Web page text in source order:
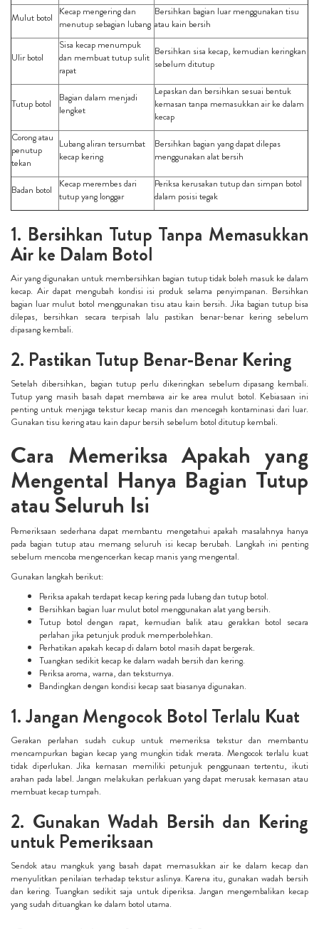
Mulut botol Kecap mengering dan
menutup sebagian lubang
Bersihkan bagian luar menggunakan tisu
atau kain bersih
Ulir botol
Sisa kecap menumpuk
dan membuat tutup sulit
rapat
Bersihkan sisa kecap, kemudian keringkan
sebelum ditutup
Tutup botol
Bagian dalam menjadi
lengket
Lepaskan dan bersihkan sesuai bentuk
kemasan tanpa memasukkan air ke dalam
kecap
Corong atau
penutup
tekan
Lubang aliran tersumbat
kecap kering
Bersihkan bagian yang dapat dilepas
menggunakan alat bersih
Badan botol
Kecap merembes dari
tutup yang longgar
Periksa kerusakan tutup dan simpan botol
dalam posisi tegak
1. Bersihkan Tutup Tanpa Memasukkan
Air ke Dalam Botol
Air yang digunakan untuk membersihkan bagian tutup tidak boleh masuk ke dalam
kecap. Air dapat mengubah kondisi isi produk selama penyimpanan. Bersihkan
bagian luar mulut botol menggunakan tisu atau kain bersih. Jika bagian tutup bisa
dilepas, bersihkan secara terpisah lalu pastikan benar-benar kering sebelum
dipasang kembali.
2. Pastikan Tutup Benar-Benar Kering
Setelah dibersihkan, bagian tutup perlu dikeringkan sebelum dipasang kembali.
Tutup yang masih basah dapat membawa air ke area mulut botol. Kebiasaan ini
penting untuk menjaga tekstur kecap manis dan mencegah kontaminasi dari luar.
Gunakan tisu kering atau kain dapur bersih sebelum botol ditutup kembali.
Cara Memeriksa Apakah yang
Mengental Hanya Bagian Tutup
atau Seluruh Isi
Pemeriksaan sederhana dapat membantu mengetahui apakah masalahnya hanya
pada bagian tutup atau memang seluruh isi kecap berubah. Langkah ini penting
sebelum mencoba mengencerkan kecap manis yang mengental.
Gunakan langkah berikut:
Periksa apakah terdapat kecap kering pada lubang dan tutup botol.
Bersihkan bagian luar mulut botol menggunakan alat yang bersih.
Tutup botol dengan rapat, kemudian balik atau gerakkan botol secara
perlahan jika petunjuk produk memperbolehkan.
Perhatikan apakah kecap di dalam botol masih dapat bergerak.
Tuangkan sedikit kecap ke dalam wadah bersih dan kering.
Periksa aroma, warna, dan teksturnya.
Bandingkan dengan kondisi kecap saat biasanya digunakan.
1. Jangan Mengocok Botol Terlalu Kuat
Gerakan perlahan sudah cukup untuk memeriksa tekstur dan membantu
mencampurkan bagian kecap yang mungkin tidak merata. Mengocok terlalu kuat
tidak diperlukan. Jika kemasan memiliki petunjuk penggunaan tertentu, ikuti
arahan pada label. Jangan melakukan perlakuan yang dapat merusak kemasan atau
membuat kecap tumpah.
2. Gunakan Wadah Bersih dan Kering
untuk Pemeriksaan
Sendok atau mangkuk yang basah dapat memasukkan air ke dalam kecap dan
menyulitkan penilaian terhadap tekstur aslinya. Karena itu, gunakan wadah bersih
dan kering. Tuangkan sedikit saja untuk diperiksa. Jangan mengembalikan kecap
yang sudah dituangkan ke dalam botol utama.